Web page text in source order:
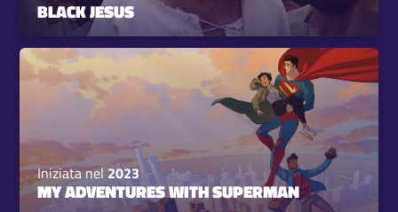
BLACK JESUS
Iniziata nel2023
MY ADVENTURES WITH SUPERMAN